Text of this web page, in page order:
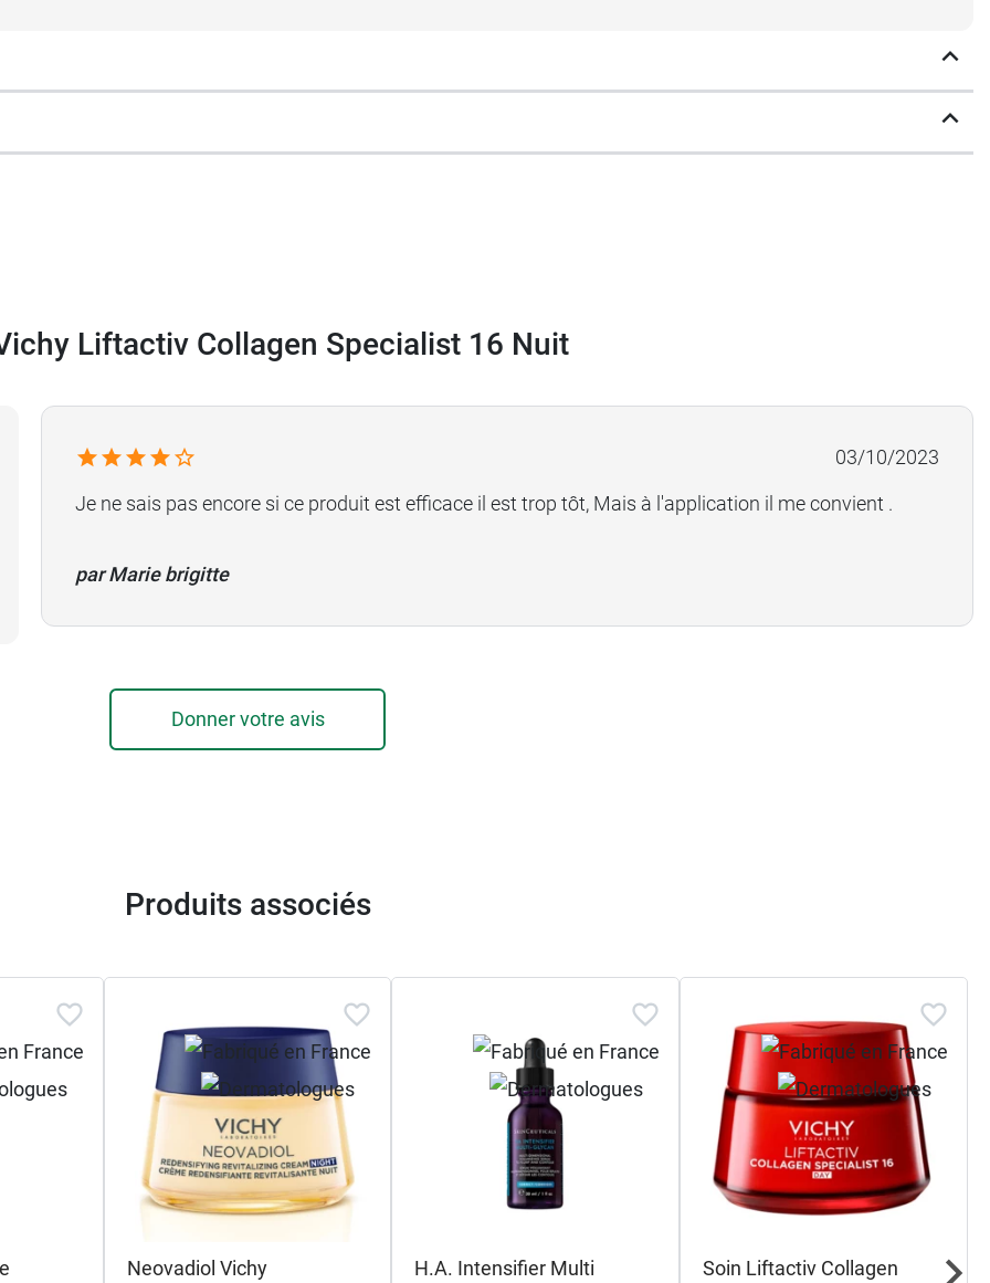
Liftactiv Collagen Specialist 16 Nuit
03/10/2023
Je ne sais pas encore si ce produit est efficace il est trop tôt, Mais à l'application il me convient .
par Marie brigitte
Donner votre avis
Produits associés
Neovadiol Vichy
H.A. Intensifier Multi
Soin Liftactiv Collagen